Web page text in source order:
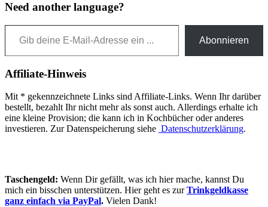
Need another language?
Gib deine E-Mail-Adresse ein ...
Abonnieren
Affiliate-Hinweis
Mit * gekennzeichnete Links sind Affiliate-Links. Wenn Ihr darüber
bestellt, bezahlt Ihr nicht mehr als sonst auch. Allerdings erhalte ich
eine kleine Provision; die kann ich in Kochbücher oder anderes
investieren. Zur Datenspeicherung siehe Datenschutzerklärung.
Taschengeld: Wenn Dir gefällt, was ich hier mache, kannst Du
mich ein bisschen unterstützen. Hier geht es zurTrinkgeldkasse
ganz einfach via PayPal. Vielen Dank!